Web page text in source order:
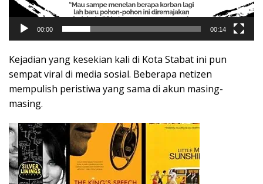
00:00 00:14
Kejadian yang kesekian kali di Kota Stabat ini pun
sempat viral di media sosial. Beberapa netizen
mempulish peristiwa yang sama di akun masing-
masing.